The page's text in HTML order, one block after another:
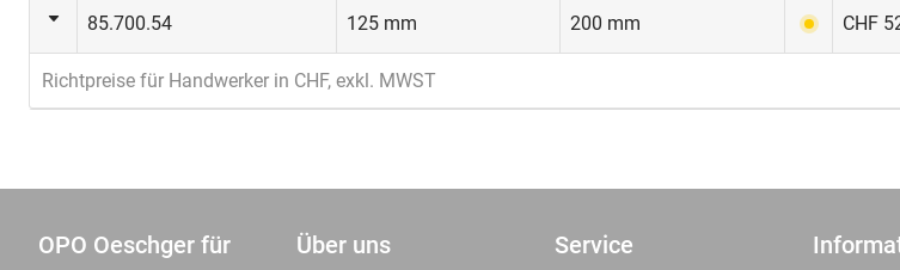
85.700.54 125 mm 200 mm CHF
Richtpreise für Handwerker in CHF, exkl. MWST
OPO Oeschger für Über uns Service